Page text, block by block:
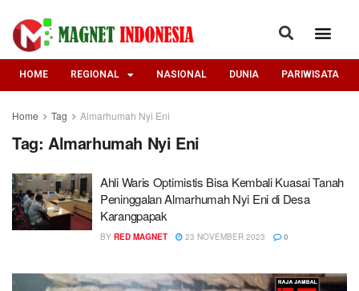
HOME REGIONAL NASIONAL DUNIA PARIWISATA
Home Tag Almarhumah Nyi Eni
Tag: Almarhumah Nyi Eni
Ahli Waris Optimistis Bisa Kembali Kuasai Tanah
Peninggalan Almarhumah Nyi Eni di Desa
Karangpapak
BY RED MAGNET 23 NOVEMBER 2023 0